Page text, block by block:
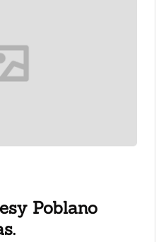
Poblano